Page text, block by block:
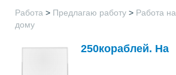
Работа > Предлагаю работу > Работа на
дому
250кораблей. На